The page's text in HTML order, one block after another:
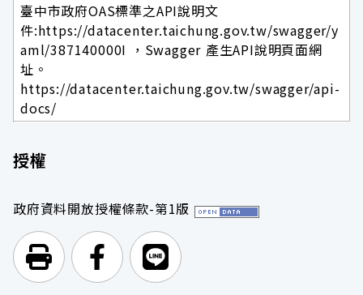
臺中市政府OAS標準之API說明文
件:https://datacenter.taichung.gov.tw/swagger/y
aml/387140000I ，Swagger 產生API說明頁面網
址。
https://datacenter.taichung.gov.tw/swagger/api-
docs/
授權
政府資料開放授權條款-第1版
列印頁面前往Facebook
前往Line